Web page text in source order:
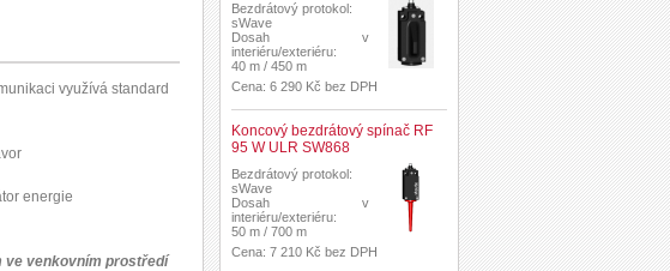
využívá standard
energie
ve venkovním prostředí
Bezdrátový protokol:
sWave
Dosah v
interiéru/exteriéru:
40 m / 450 m
Cena: 6 290 Kč bez DPH
Koncový bezdrátový spínač RF
95 W ULR SW868
Bezdrátový protokol:
sWave
Dosah v
interiéru/exteriéru:
50 m / 700 m
Cena: 7 210 Kč bez DPH